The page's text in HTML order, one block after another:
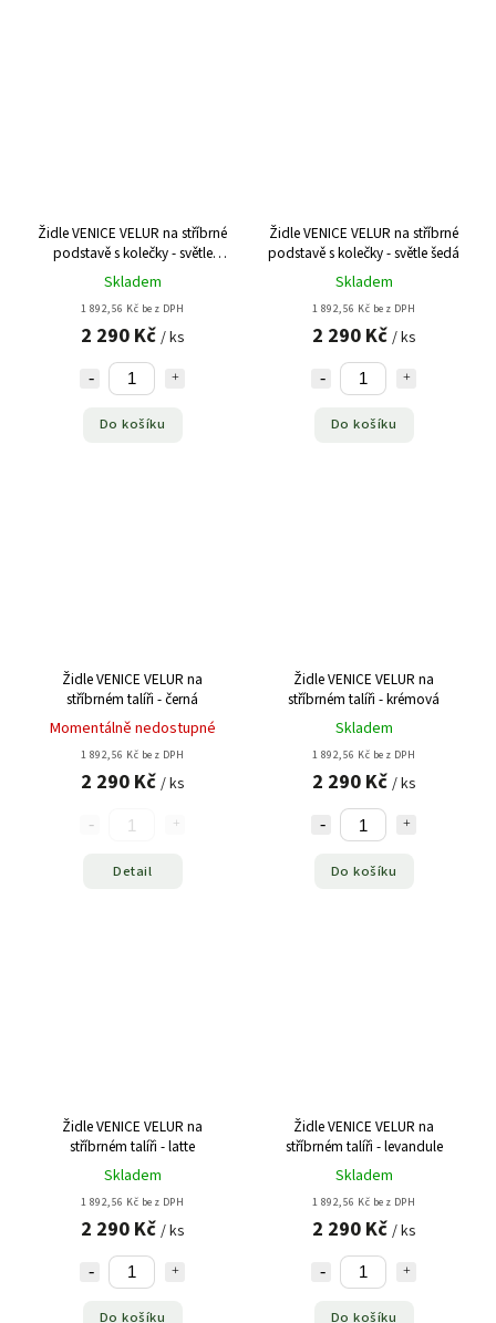
Židle VENICE VELUR na stříbrné
podstavě s kolečky - světle
růžová
Skladem
1 892,56 Kč bez DPH
2 290 Kč / ks
Do košíku
Židle VENICE VELUR na stříbrné
podstavě s kolečky - světle šedá
Skladem
1 892,56 Kč bez DPH
2 290 Kč / ks
Do košíku
Židle VENICE VELUR na
stříbrném talíři - černá
Momentálně nedostupné
1 892,56 Kč bez DPH
2 290 Kč / ks
Detail
Židle VENICE VELUR na
stříbrném talíři - krémová
Skladem
1 892,56 Kč bez DPH
2 290 Kč / ks
Do košíku
Židle VENICE VELUR na
stříbrném talíři - latte
Skladem
1 892,56 Kč bez DPH
2 290 Kč / ks
Do košíku
Židle VENICE VELUR na
stříbrném talíři - levandule
Skladem
1 892,56 Kč bez DPH
2 290 Kč / ks
Do košíku